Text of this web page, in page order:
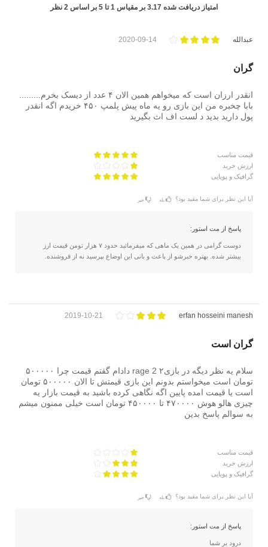
امتیاز دریافت شده 3.17 بر مقیاس 1تا 5 بر اساس 2 نظر
عبدالله 2020-09-14
گران
انقدر ارزان است که میخواهم همین الان ۴ عدد از دیسک بخرم.........
بابا چخبره من این بازی رو یه ماه پیش پلمپ ۴۵۰ خریدم اگه انقدر
پول دارید بدید د لست اف اث بگیرید
قیمت مناسب
ارزش خرید
گرافیک و پویایی
آیا این نظر برای شما مفید بود؟ بله خیر
پاسخ از مت استور:
دوست گرامی در همین یک ماهی که میفرمائيد حدود ۷ هزار تومن قیمت ارز
بیشتر شده. بهتره خبرشو از باعث و بانی این اوضاع بپرسید نه از فروشنده.
erfan hosseini manesh
2019-10-21
گران است
سلام یه نظر دیگه در بازیrage 2 ۲ دادام گفتم قیمت چرا ۵۰۰۰۰۰
تومان است میخواستم بدونم این بازی قیمتش تا الان ۵۰۰۰۰۰ تومان
است یا قیمت امده پایین اگه نگاهی کرده باشید به قیمت بازار یه
چیزی هالو هوش ۴۷۰۰۰۰ تا ۴۵۰۰۰۰ تومان است خیلی ممنون میشم
به سوالم پاسخ بدین
قیمت مناسب
ارزش خرید
گرافیک و پویایی
آیا این نظر برای شما مفید بود؟ بله خیر
پاسخ از مت استور:
درود بر شما